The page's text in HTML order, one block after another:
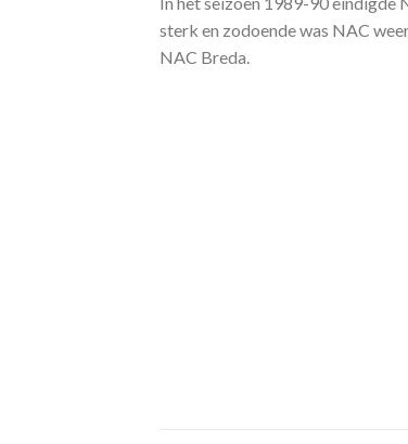
sterk en zodoende was NAC
NAC Breda.